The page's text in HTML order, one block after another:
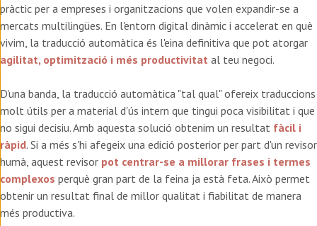
pràctic per a empreses i organitzacions que volen expandir-se a
mercats multilingües. En l'entorn digital dinàmic i accelerat en què
vivim, la traducció automàtica és l'eina definitiva que pot atorgar
agilitat, optimització i més productivitat al teu negoci.
D'una banda, la traducció automàtica "tal qual" ofereix traduccions
molt útils per a material d'ús intern que tingui poca visibilitat i que
no sigui decisiu. Amb aquesta solució obtenim un resultat fàcil i
ràpid. Si a més s'hi afegeix una edició posterior per part d'un revisor
humà, aquest revisor pot centrar-se a millorar frases i termes
complexos perquè gran part de la feina ja està feta. Això permet
obtenir un resultat final de millor qualitat i fiabilitat de manera
més productiva.